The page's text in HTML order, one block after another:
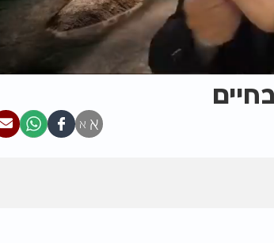
א א